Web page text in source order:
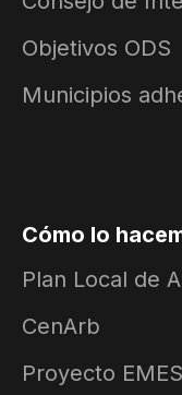
Objetivos ODS
Municipios
Cómo lo
Plan Local de
CenArb
Proyecto EMES